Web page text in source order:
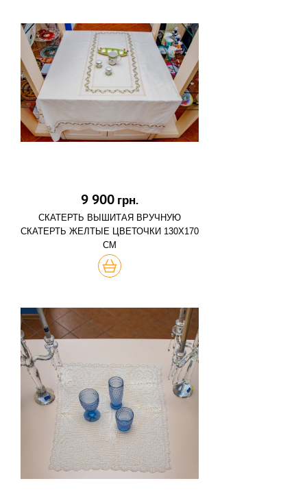
9 900 грн.
СКАТЕРТЬ ВЫШИТАЯ ВРУЧНУЮ
СКАТЕРТЬ ЖЕЛТЫЕ ЦВЕТОЧКИ 130Х170
СМ
КУПИТЬ